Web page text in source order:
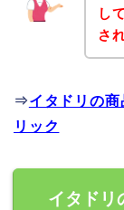
し
さ
⇒イタドリの
リック
イタドリ